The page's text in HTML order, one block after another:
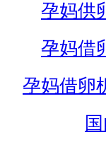
孕妈供
孕妈借
孕妈借卵